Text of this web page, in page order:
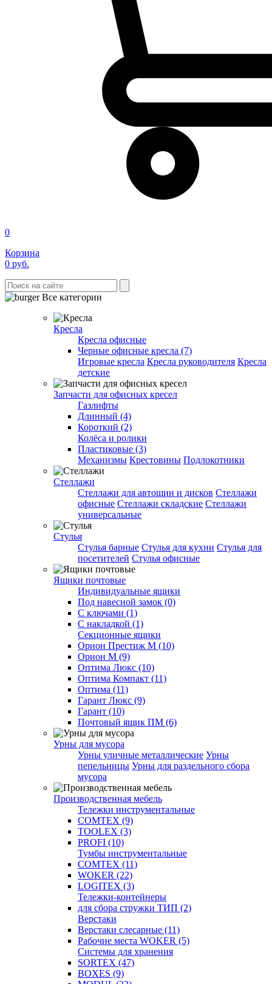
0
Корзина
0 руб.
Все категории
Кресла
Кресла офисные
Черные офисные кресла (7)
Игровые кресла Кресла руководителя Кресла
детские
Запчасти для офисных кресел
Газлифты
Длинный (4)
Короткий (2)
Колёса и ролики
Пластиковые (3)
Механизмы Крестовины Подлокотники
Стеллажи
Стеллажи для автошин и дисков Стеллажи
офисные Стеллажи складские Стеллажи
универсальные
Стулья
Стулья барные Стулья для кухни Стулья для
посетителей Стулья офисные
Ящики почтовые
Индивидуальные ящики
Под навесной замок (0)
С ключами (1)
С накладкой (1)
Секционные ящики
Орион Престиж М (10)
Орион М (9)
Оптима Люкс (10)
Оптима Компакт (11)
Оптима (11)
Гарант Люкс (9)
Гарант (10)
Почтовый ящик ПМ (6)
Урны для мусора
Урны уличные металлические Урны
пепельницы Урны для раздельного сбора
мусора
Производственная мебель
Тележки инструментальные
COMTEX (9)
TOOLEX (3)
PROFI (10)
Тумбы инструментальные
COMTEX (11)
WOKER (22)
LOGITEX (3)
Тележки-контейнеры
для сбора стружки ТИП (2)
Верстаки
Верстаки слесарные (11)
Рабочие места WOKER (5)
Системы для хранения
SORTEX (47)
BOXES (9)